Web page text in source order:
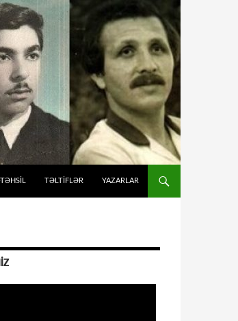
TƏLTİFLƏR YAZARLAR